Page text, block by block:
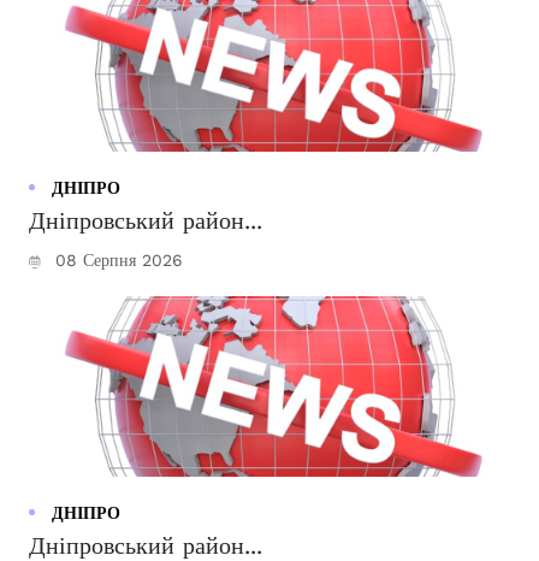
ДНІПРО
Дніпровський район...
08 Серпня 2026
ДНІПРО
Дніпровський район...